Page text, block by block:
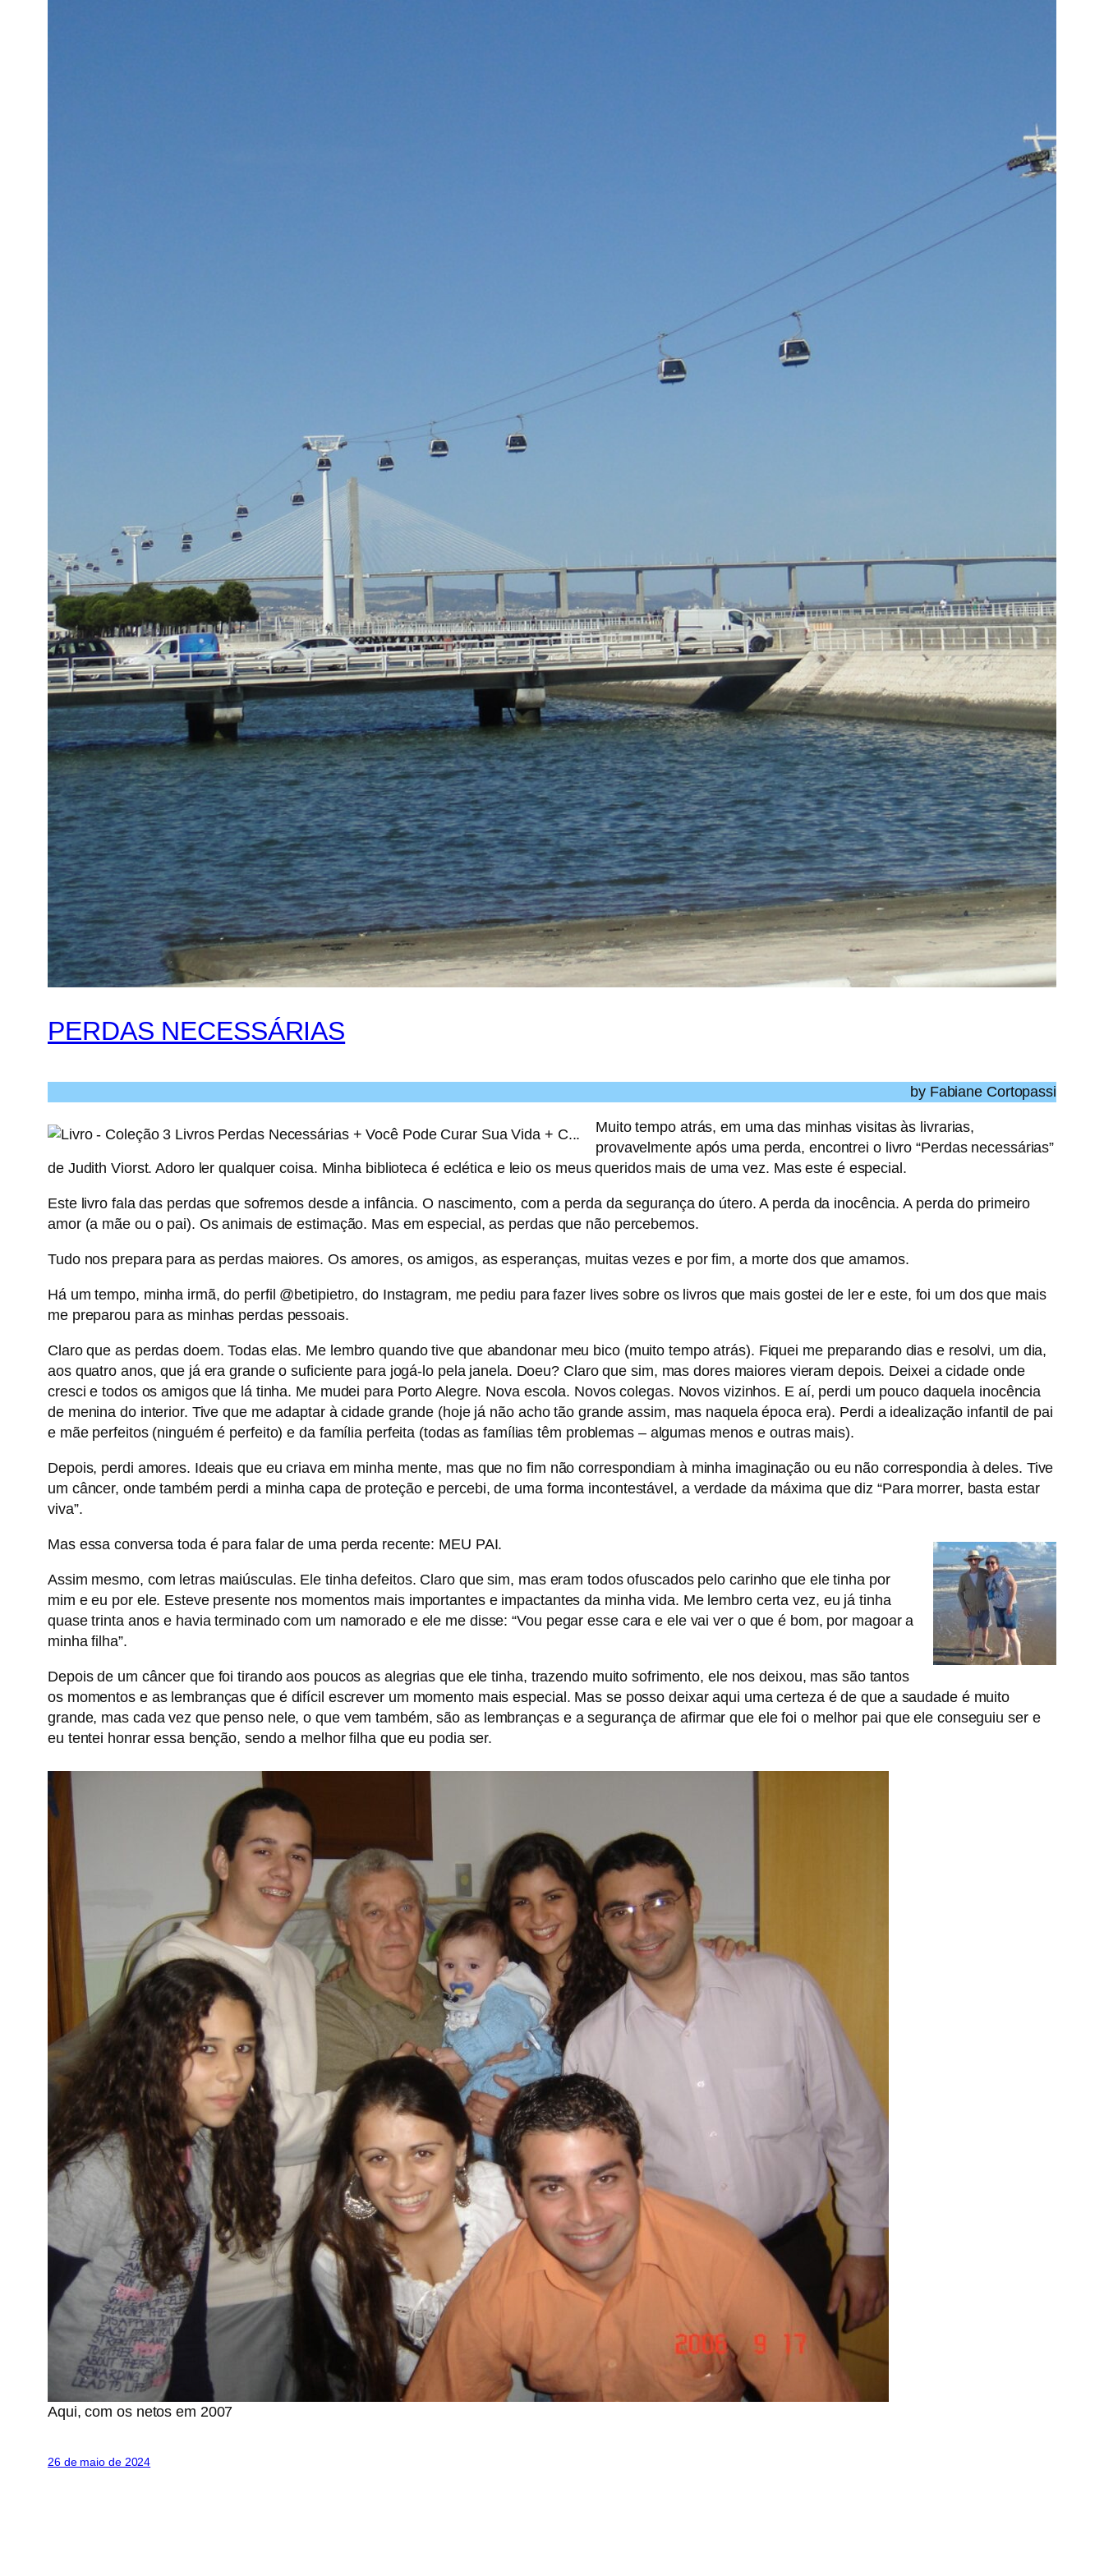
PERDAS NECESSÁRIAS
by Fabiane Cortopassi
Muito tempo atrás, em uma das minhas visitas às livrarias,
provavelmente após uma perda, encontrei o livro “Perdas necessárias”
de Judith Viorst. Adoro ler qualquer coisa. Minha biblioteca é eclética e leio os meus queridos mais de uma vez. Mas este é especial.
Este livro fala das perdas que sofremos desde a infância. O nascimento, com a perda da segurança do útero. A perda da inocência. A perda do primeiro
amor (a mãe ou o pai). Os animais de estimação. Mas em especial, as perdas que não percebemos.
Tudo nos prepara para as perdas maiores. Os amores, os amigos, as esperanças, muitas vezes e por fim, a morte dos que amamos.
Há um tempo, minha irmã, do perfil @betipietro, do Instagram, me pediu para fazer lives sobre os livros que mais gostei de ler e este, foi um dos que mais
me preparou para as minhas perdas pessoais.
Claro que as perdas doem. Todas elas. Me lembro quando tive que abandonar meu bico (muito tempo atrás). Fiquei me preparando dias e resolvi, um dia,
aos quatro anos, que já era grande o suficiente para jogá-lo pela janela. Doeu? Claro que sim, mas dores maiores vieram depois. Deixei a cidade onde
cresci e todos os amigos que lá tinha. Me mudei para Porto Alegre. Nova escola. Novos colegas. Novos vizinhos. E aí, perdi um pouco daquela inocência
de menina do interior. Tive que me adaptar à cidade grande (hoje já não acho tão grande assim, mas naquela época era). Perdi a idealização infantil de pai
e mãe perfeitos (ninguém é perfeito) e da família perfeita (todas as famílias têm problemas – algumas menos e outras mais).
Depois, perdi amores. Ideais que eu criava em minha mente, mas que no fim não correspondiam à minha imaginação ou eu não correspondia à deles. Tive
um câncer, onde também perdi a minha capa de proteção e percebi, de uma forma incontestável, a verdade da máxima que diz “Para morrer, basta estar
viva”.
Mas essa conversa toda é para falar de uma perda recente: MEU PAI.
Assim mesmo, com letras maiúsculas. Ele tinha defeitos. Claro que sim, mas eram todos ofuscados pelo carinho que ele tinha por
mim e eu por ele. Esteve presente nos momentos mais importantes e impactantes da minha vida. Me lembro certa vez, eu já tinha
quase trinta anos e havia terminado com um namorado e ele me disse: “Vou pegar esse cara e ele vai ver o que é bom, por magoar a
minha filha”.
Depois de um câncer que foi tirando aos poucos as alegrias que ele tinha, trazendo muito sofrimento, ele nos deixou, mas são tantos
os momentos e as lembranças que é difícil escrever um momento mais especial. Mas se posso deixar aqui uma certeza é de que a saudade é muito
grande, mas cada vez que penso nele, o que vem também, são as lembranças e a segurança de afirmar que ele foi o melhor pai que ele conseguiu ser e
eu tentei honrar essa benção, sendo a melhor filha que eu podia ser.
Aqui, com os netos em 2007
26 de maio de 2024